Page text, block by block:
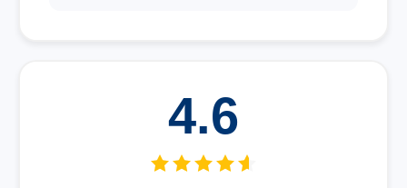
4.6